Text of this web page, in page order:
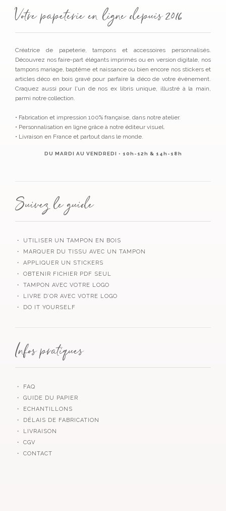
Votre papeterie en ligne depuis 2016
Créatrice de papeterie, tampons et accessoires personnalisés.
Découvrez nos faire-part élégants imprimés ou en version digitale, nos
tampons mariage, baptême et naissance ou bien encore nos stickers et
articles déco en bois gravé pour parfaire la déco de votre évènement.
Craquez aussi pour l'un de nos ex libris unique, illustré à la main,
parmi notre collection.
• Fabrication et impression 100% française, dans notre atelier.
• Personnalisation en ligne grâce à notre éditeur visuel.
• Livraison en France et partout dans le monde.
DU MARDI AU VENDREDI • 10h-12h & 14h-18h
Suivez le guide
・ UTILISER UN TAMPON EN BOIS
・ MARQUER DU TISSU AVEC UN TAMPON
・ APPLIQUER UN STICKERS
・ OBTENIR FICHIER PDF SEUL
・ TAMPON AVEC VOTRE LOGO
・ LIVRE D’OR AVEC VOTRE LOGO
・ DO IT YOURSELF
Infos pratiques
・ FAQ
・ GUIDE DU PAPIER
・ ECHANTILLONS
・ DÉLAIS DE FABRICATION
・ LIVRAISON
・ CGV
・ CONTACT